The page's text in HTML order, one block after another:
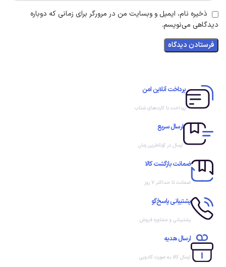
ذخیره نام، ایمیل و وبسایت من در مرورگر برای زمانی که دوباره
دیدگاهی می‌نویسم.
پرداخت آنلاین امن
پرداخت با کارت‌های شتاب
ارسال سریع
ارسال در کوتاه‌ترین زمان
ضمانت بازگشت کالا
ضمانت تا حداکثر ۷ روز
پشتیبانی پاسخ‌گو
پشتیبانی و مشاوره فروش
ارسال هدیه
ارسال کالا به صورت کادویی